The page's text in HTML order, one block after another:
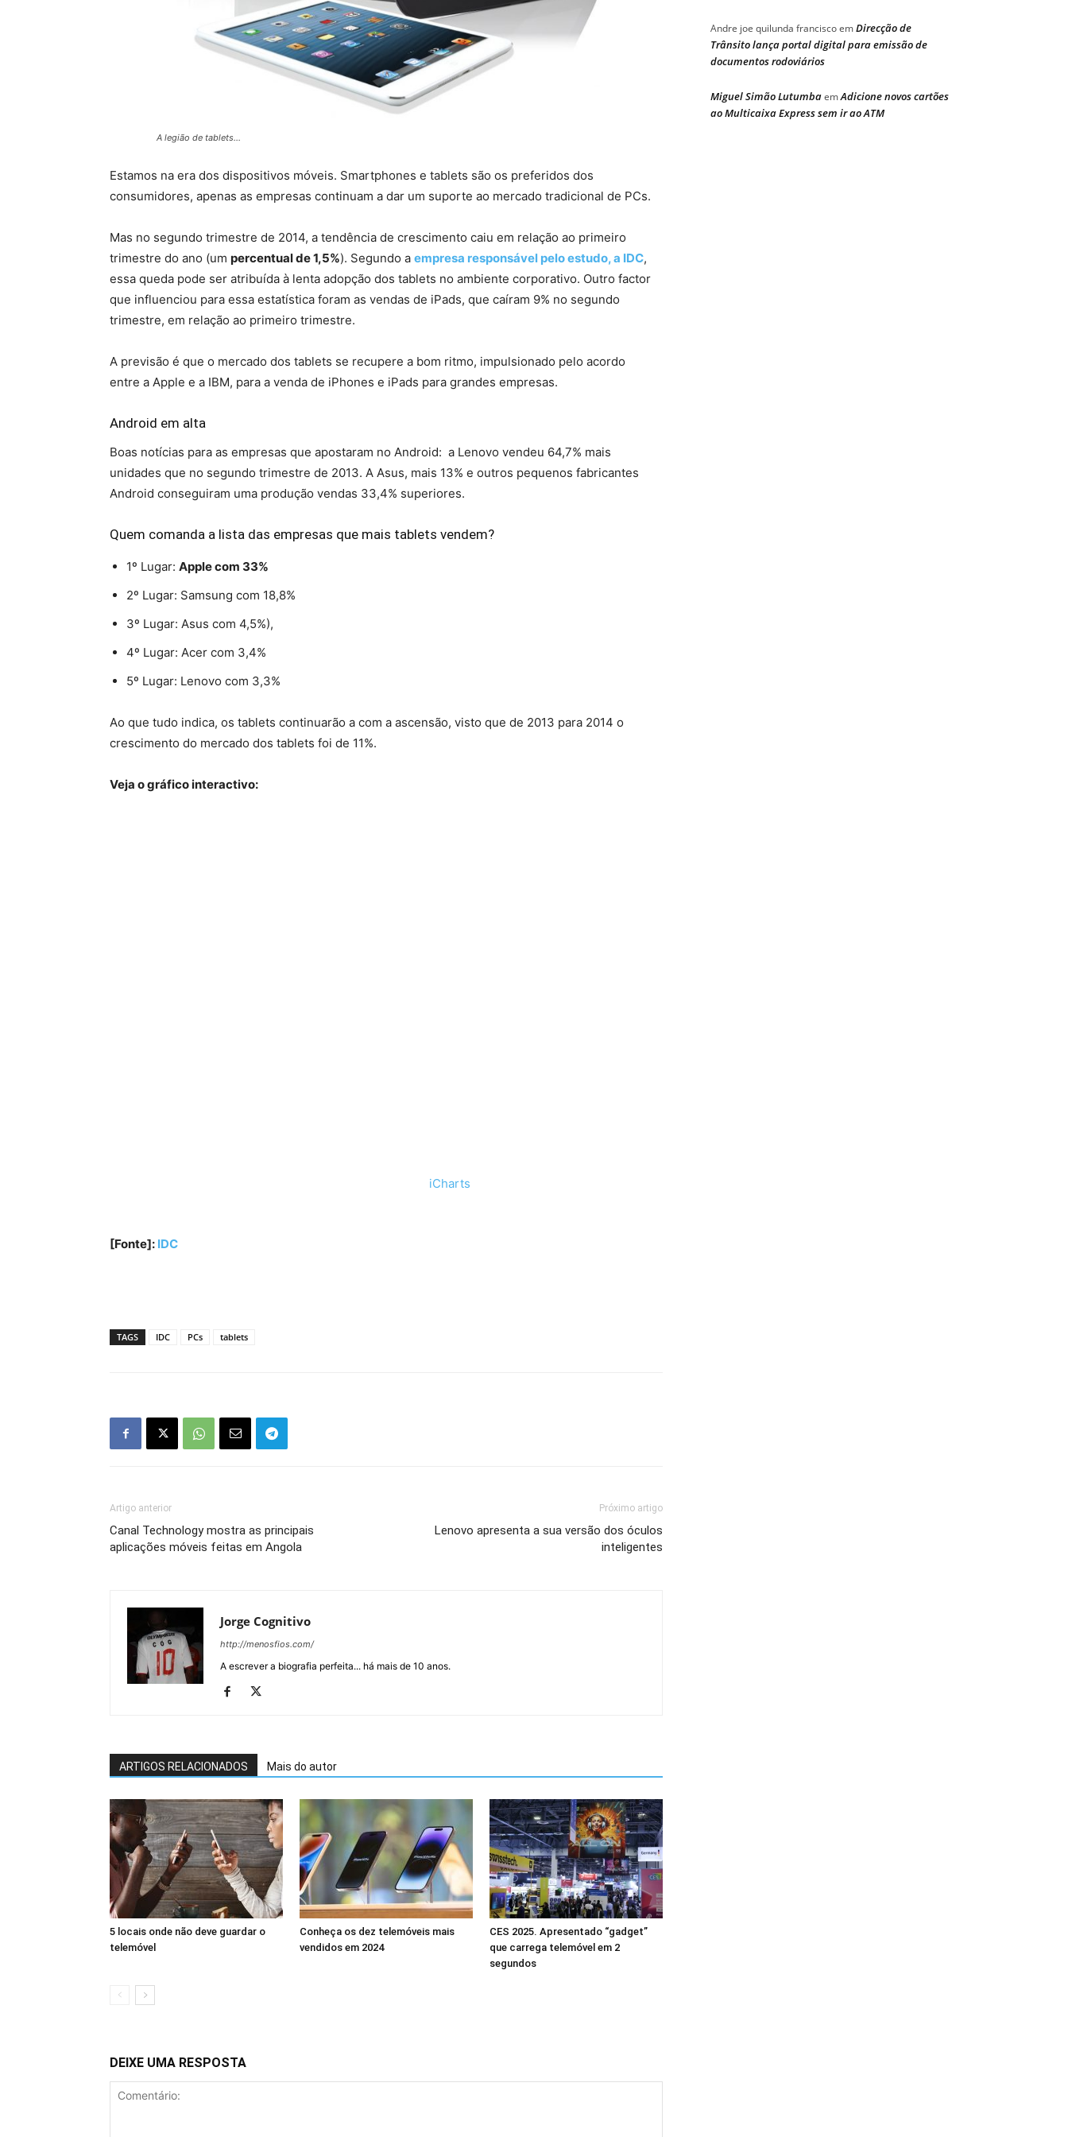
A legião de tablets…
Estamos na era dos dispositivos móveis. Smartphones e tablets são os preferidos dos
consumidores, apenas as empresas continuam a dar um suporte ao mercado tradicional de PCs.
Mas no segundo trimestre de 2014, a tendência de crescimento caiu em relação ao primeiro
trimestre do ano (um percentual de 1,5%). Segundo a empresa responsável pelo estudo, a IDC,
essa queda pode ser atribuída à lenta adopção dos tablets no ambiente corporativo. Outro factor
que influenciou para essa estatística foram as vendas de iPads, que caíram 9% no segundo
trimestre, em relação ao primeiro trimestre.
A previsão é que o mercado dos tablets se recupere a bom ritmo, impulsionado pelo acordo
entre a Apple e a IBM, para a venda de iPhones e iPads para grandes empresas.
Android em alta
Boas notícias para as empresas que apostaram no Android: a Lenovo vendeu 64,7% mais
unidades que no segundo trimestre de 2013. A Asus, mais 13% e outros pequenos fabricantes
Android conseguiram uma produção vendas 33,4% superiores.
Quem comanda a lista das empresas que mais tablets vendem?
1º Lugar: Apple com 33%
2º Lugar: Samsung com 18,8%
3º Lugar: Asus com 4,5%),
4º Lugar: Acer com 3,4%
5º Lugar: Lenovo com 3,3%
Ao que tudo indica, os tablets continuarão a com a ascensão, visto que de 2013 para 2014 o
crescimento do mercado dos tablets foi de 11%.
Veja o gráfico interactivo:
iCharts
[Fonte]: IDC
TAGS IDC PCs tablets
Artigo anterior
Canal Technology mostra as principais
aplicações móveis feitas em Angola
Próximo artigo
Lenovo apresenta a sua versão dos óculos
inteligentes
Jorge Cognitivo
http://menosfios.com/
A escrever a biografia perfeita... há mais de 10 anos.
ARTIGOS RELACIONADOS Mais do autor
5 locais onde não deve guardar o
telemóvel
Conheça os dez telemóveis mais
vendidos em 2024
CES 2025. Apresentado “gadget”
que carrega telemóvel em 2
segundos
DEIXE UMA RESPOSTA
Andre joe quilunda franciscoemDirecção de
Trânsito lança portal digital para emissão de
documentos rodoviários
Miguel Simão LutumbaemAdicione novos cartões
ao Multicaixa Express sem ir ao ATM